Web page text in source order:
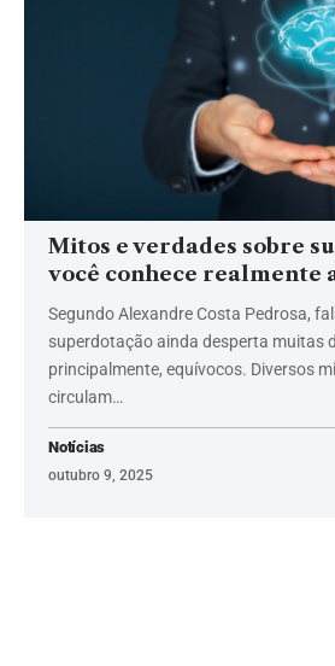
Mitos e verdades sobre
você conhece realmente
Segundo Alexandre Costa Pedrosa,
superdotação ainda desperta muitas
principalmente, equívocos. Diversos
circulam…
Notícias
outubro 9, 2025